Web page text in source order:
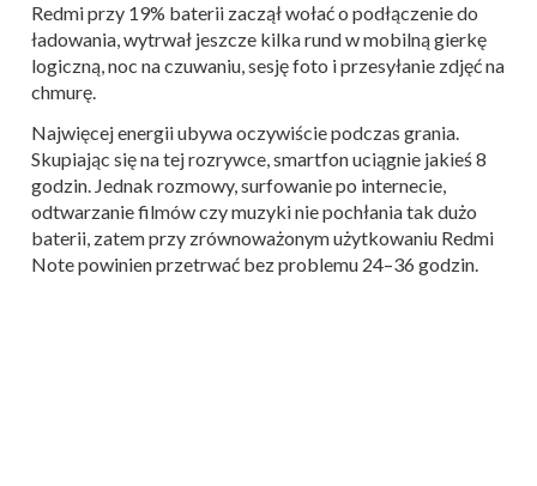
Redmi przy 19% baterii zaczął wołać o podłączenie do
ładowania, wytrwał jeszcze kilka rund w mobilną gierkę
logiczną, noc na czuwaniu, sesję foto i przesyłanie zdjęć na
chmurę.
Najwięcej energii ubywa oczywiście podczas grania.
Skupiając się na tej rozrywce, smartfon uciągnie jakieś 8
godzin. Jednak rozmowy, surfowanie po internecie,
odtwarzanie filmów czy muzyki nie pochłania tak dużo
baterii, zatem przy zrównoważonym użytkowaniu Redmi
Note powinien przetrwać bez problemu 24–36 godzin.